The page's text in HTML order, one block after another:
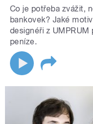
Co je potřeba zvážit,
bankovek? Jaké
designéři z
peníze.